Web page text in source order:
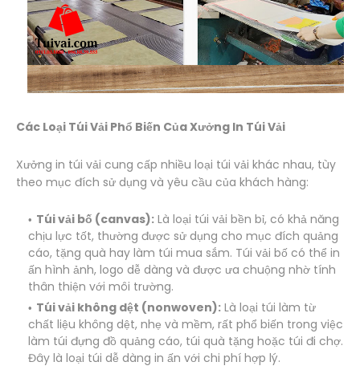
Các Loại Túi Vải Phổ Biến Của Xưởng In Túi Vải
Xưởng in túi vải cung cấp nhiều loại túi vải khác nhau, tùy
theo mục đích sử dụng và yêu cầu của khách hàng:
Túi vải bố (canvas): Là loại túi vải bền bỉ, có khả năng
chịu lực tốt, thường được sử dụng cho mục đích quảng
cáo, tặng quà hay làm túi mua sắm. Túi vải bố có thể in
ấn hình ảnh, logo dễ dàng và được ưa chuộng nhờ tính
thân thiện với môi trường.
Túi vải không dệt (nonwoven): Là loại túi làm từ
chất liệu không dệt, nhẹ và mềm, rất phổ biến trong việc
làm túi đựng đồ quảng cáo, túi quà tặng hoặc túi đi chợ.
Đây là loại túi dễ dàng in ấn với chi phí hợp lý.